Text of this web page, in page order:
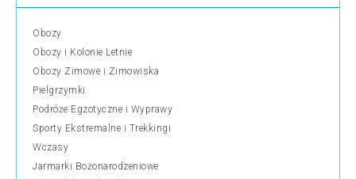
Obozy
Obozy i Kolonie Letnie
Obozy Zimowe i Zimowiska
Pielgrzymki
Podróże Egzotyczne i Wyprawy
Sporty Ekstremalne i Trekkingi
Wczasy
Jarmarki Bożonarodzeniowe